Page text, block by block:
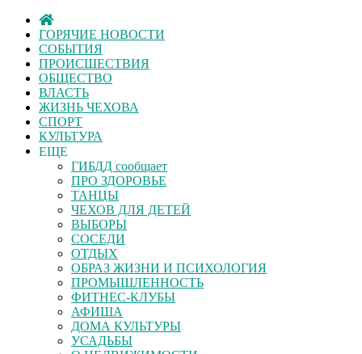
ГОРЯЧИЕ НОВОСТИ
СОБЫТИЯ
ПРОИСШЕСТВИЯ
ОБЩЕСТВО
ВЛАСТЬ
ЖИЗНЬ ЧЕХОВА
СПОРТ
КУЛЬТУРА
ЕЩЕ
ГИБДД сообщает
ПРО ЗДОРОВЬЕ
ТАНЦЫ
ЧЕХОВ ДЛЯ ДЕТЕЙ
ВЫБОРЫ
СОСЕДИ
ОТДЫХ
ОБРАЗ ЖИЗНИ И ПСИХОЛОГИЯ
ПРОМЫШЛЕННОСТЬ
ФИТНЕС-КЛУБЫ
АФИША
ДОМА КУЛЬТУРЫ
УСАДЬБЫ